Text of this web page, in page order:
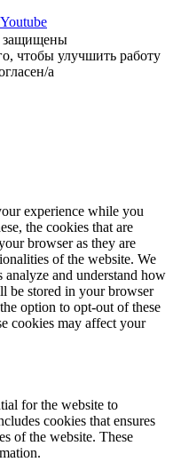
защищены
чтобы улучшить работу
а
experience while you
the cookies that are
browser as they are
of the website. We
analyze and understand how
be stored in your browser
option to opt-out of these
cookies may affect your
for the website to
cookies that ensures
of the website. These